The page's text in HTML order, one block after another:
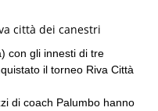
città dei canestri
con gli innesti di tre
il torneo Riva Città
di coach Palumbo hanno